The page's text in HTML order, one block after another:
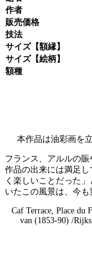
作者
販売価格
技法
サイズ【額縁】
サイズ【絵柄】
額種
本作品は油彩画を
フランス、アルルの賑
作品の出来には満足
く楽しいことだった
いたこの風景は、今も
Caf Terrace, Place du
van (1853-90) /